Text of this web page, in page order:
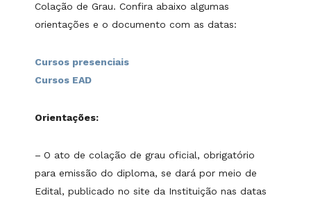
Colação de Grau. Confira abaixo algumas
orientações e o documento com as datas:
Cursos presenciais
Cursos EAD
Orientações:
– O ato de colação de grau oficial, obrigatório
para emissão do diploma, se dará por meio de
Edital, publicado no site da Instituição nas datas